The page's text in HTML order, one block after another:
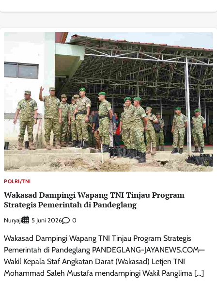
POLRI/TNI
Wakasad Dampingi Wapang TNI Tinjau Program
Strategis Pemerintah di Pandeglang
Nuryaji 5 Juni 2026 0
Wakasad Dampingi Wapang TNI Tinjau Program Strategis
Pemerintah di Pandeglang PANDEGLANG-JAYANEWS.COM—
Wakil Kepala Staf Angkatan Darat (Wakasad) Letjen TNI
Mohammad Saleh Mustafa mendampingi Wakil Panglima […]